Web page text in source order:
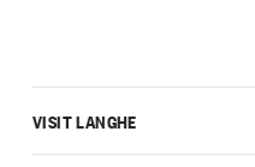
VISIT LANGHE